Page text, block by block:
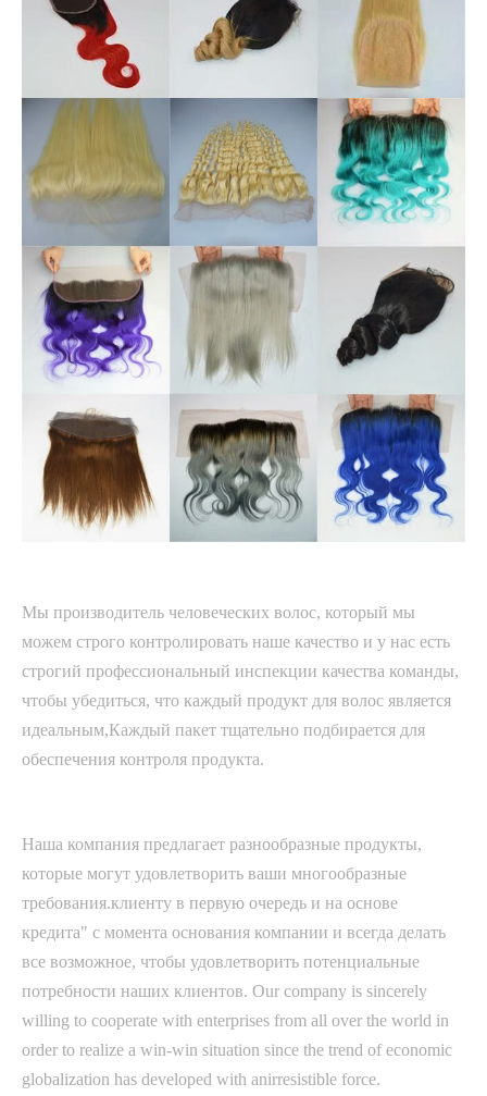
Мы производитель человеческих волос, который мы
можем строго контролировать наше качество и у нас есть
строгий профессиональный инспекции качества команды,
чтобы убедиться, что каждый продукт для волос является
идеальным,Каждый пакет тщательно подбирается для
обеспечения контроля продукта.
Наша компания предлагает разнообразные продукты,
которые могут удовлетворить ваши многообразные
требования.клиенту в первую очередь и на основе
кредита" с момента основания компании и всегда делать
все возможное, чтобы удовлетворить потенциальные
потребности наших клиентов. Our company is sincerely
willing to cooperate with enterprises from all over the world in
order to realize a win-win situation since the trend of economic
globalization has developed with anirresistible force.